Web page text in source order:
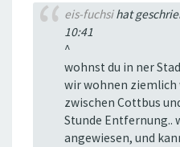
eis-fuchsihat
10:41
^
wohnst du in ner
wir wohnen ziemlich
zwischen Cottbus
Stunde Entfernung..
angewiesen, und